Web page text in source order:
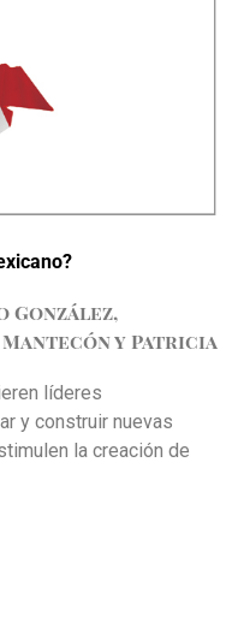
González,
y Patricia
líderes
y construir nuevas
la creación de